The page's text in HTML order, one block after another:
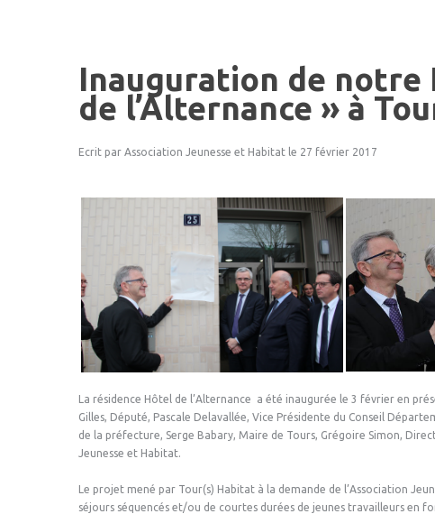
Inauguration de notre
de l’Alternance » à
Ecrit par Association Jeunesse et Habitat le 27 février 2017
La résidence Hôtel de l’Alternance a été inaugurée le 3 février en
Gilles, Député, Pascale Delavallée, Vice Présidente du Conseil
de la préfecture, Serge Babary, Maire de Tours, Grégoire Simon,
Jeunesse et Habitat.
Le projet mené par Tour(s) Habitat à la demande de l’Association
séjours séquencés et/ou de courtes durées de jeunes travailleurs en